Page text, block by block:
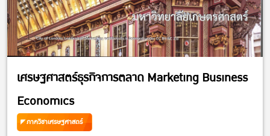
เศรษฐศาสตร์ธุรกิจการตลาด Marketing Business
Economics
ภาควิชาเศรษฐศาสตร์